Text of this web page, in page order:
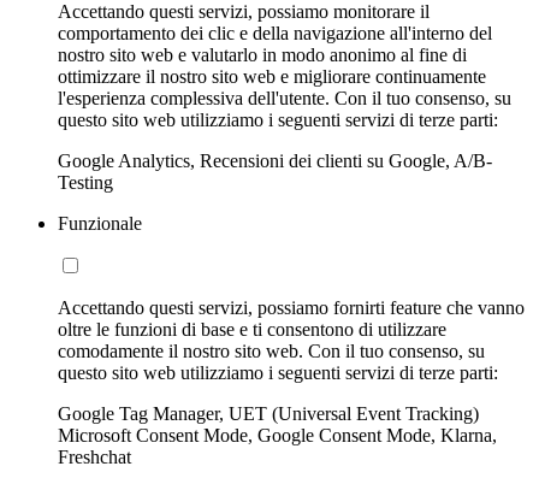
Accettando questi servizi, possiamo monitorare il
comportamento dei clic e della navigazione all'interno del
nostro sito web e valutarlo in modo anonimo al fine di
ottimizzare il nostro sito web e migliorare continuamente
l'esperienza complessiva dell'utente. Con il tuo consenso, su
questo sito web utilizziamo i seguenti servizi di terze parti:
Google Analytics, Recensioni dei clienti su Google, A/B-
Testing
Funzionale
Accettando questi servizi, possiamo fornirti feature che vanno
oltre le funzioni di base e ti consentono di utilizzare
comodamente il nostro sito web. Con il tuo consenso, su
questo sito web utilizziamo i seguenti servizi di terze parti:
Google Tag Manager, UET (Universal Event Tracking)
Microsoft Consent Mode, Google Consent Mode, Klarna,
Freshchat